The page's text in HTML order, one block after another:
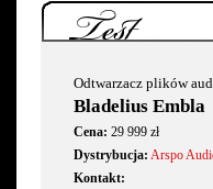
Test
Odtwarzacz plików
Bladelius Embla
Cena: 29 999 zł
Dystrybucja: Arspo
Kontakt: